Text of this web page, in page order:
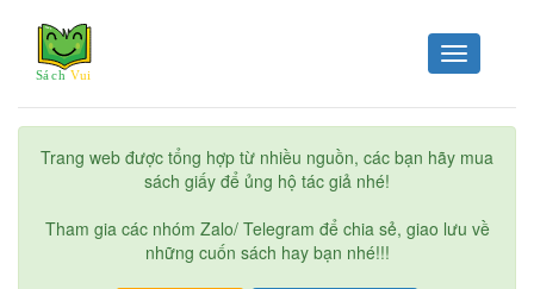
Toggle
navigation
Trang web được tổng hợp từ nhiều nguồn, các bạn hãy mua
sách giấy để ủng hộ tác giả nhé!
Tham gia các nhóm Zalo/ Telegram để chia sẻ, giao lưu về
những cuốn sách hay bạn nhé!!!